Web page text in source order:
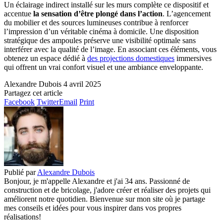
Un éclairage indirect installé sur les murs complète ce dispositif et
accentue la sensation d’être plongé dans l’action. L’agencement
du mobilier et des sources lumineuses contribue à renforcer
l’impression d’un véritable cinéma à domicile. Une disposition
stratégique des ampoules préserve une visibilité optimale sans
interférer avec la qualité de l’image. En associant ces éléments, vous
obtenez un espace dédié à des projections domestiques immersives
qui offrent un vrai confort visuel et une ambiance enveloppante.
Alexandre Dubois 4 avril 2025
Partagez cet article
Facebook TwitterEmail Print
Publié par Alexandre Dubois
Bonjour, je m'appelle Alexandre et j'ai 34 ans. Passionné de
construction et de bricolage, j'adore créer et réaliser des projets qui
améliorent notre quotidien. Bienvenue sur mon site où je partage
mes conseils et idées pour vous inspirer dans vos propres
réalisations!